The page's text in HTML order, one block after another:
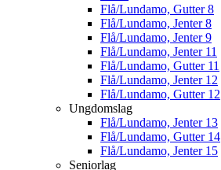
Flå/Lundamo, Gutter 8
Flå/Lundamo, Jenter 8
Flå/Lundamo, Jenter 9
Flå/Lundamo, Jenter 11
Flå/Lundamo, Gutter 11
Flå/Lundamo, Jenter 12
Flå/Lundamo, Gutter 12
Ungdomslag
Flå/Lundamo, Jenter 13
Flå/Lundamo, Gutter 14
Flå/Lundamo, Jenter 15
Seniorlag